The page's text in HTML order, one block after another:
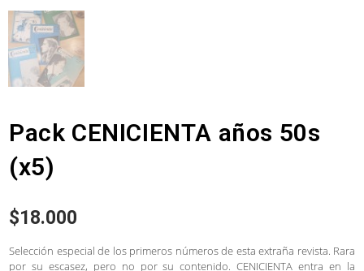
Pack CENICIENTA años 50s
(x5)
$18.000
Selección especial de los primeros números de esta extraña revista. Rara
por su escasez, pero no por su contenido. CENICIENTA entra en la